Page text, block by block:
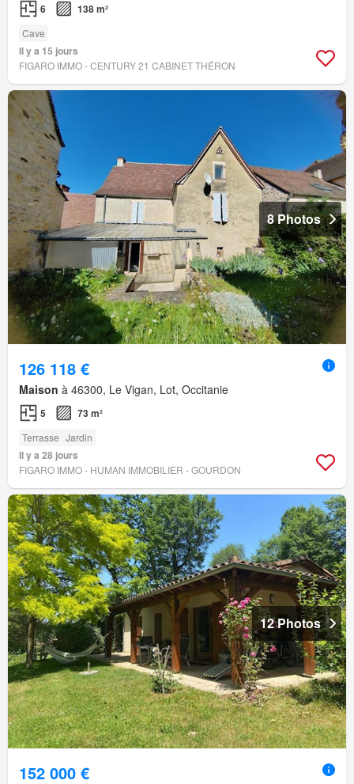
6 138 m²
Cave
Il y a 15 jours
FIGARO IMMO - CENTURY 21 CABINET THÉRON
8 Photos
126 118 €
Maison à 46300, Le Vigan, Lot, Occitanie
5 73 m²
Terrasse Jardin
Il y a 28 jours
FIGARO IMMO - HUMAN IMMOBILIER - GOURDON
12 Photos
152 000 €